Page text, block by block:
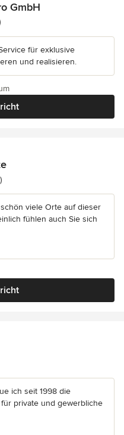
GmbH
5 Sternen
für exklusive
und realisieren.
von 5 Sternen
viele Orte auf dieser
fühlen auch Sie sich
5 Sternen
ich seit 1998 die
private und gewerbliche